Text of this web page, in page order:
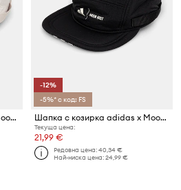
Шапка с козирка adidas x Moon Boot
-12%
-5%* с код: FS
Шапка с козирка adidas x Moon Boot
Текуща цена:
21,99 €
Редовна цена:40,34 €
Най-ниска цена:24,99 €